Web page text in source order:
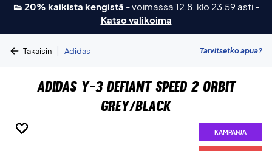
👟 20% kaikista kengistä -voimassa 12.8. klo 23.59 asti -
Katso valikoima
Takaisin | Adidas Tarvitsetko apua?
Adidas Y-3 Defiant Speed 2 Orbit
Grey/Black
KAMPANJA
KAMPANJA
KAMPANJA
KAMPANJA
KAMPANJA
KAMPANJA